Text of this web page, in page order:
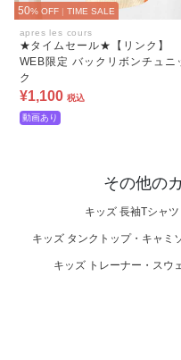
50% OFF | TIME SALE
apres les cours
★タイムセール★【リンク】
WEB限定 バックリボンチュニ
ク
¥1,100 税込
動画あり
その他の
キッズ 長袖Tシャツ
キッズ タンクトップ・キャミ
キッズ トレーナー・スウ